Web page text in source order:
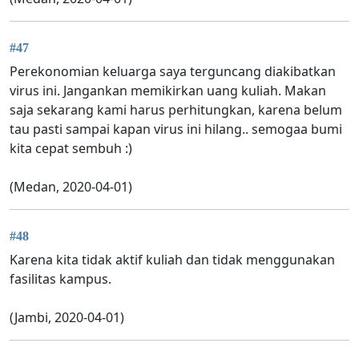
#47
Perekonomian keluarga saya terguncang diakibatkan
virus ini. Jangankan memikirkan uang kuliah. Makan
saja sekarang kami harus perhitungkan, karena belum
tau pasti sampai kapan virus ini hilang.. semogaa bumi
kita cepat sembuh :)
(Medan, 2020-04-01)
#48
Karena kita tidak aktif kuliah dan tidak menggunakan
fasilitas kampus.
(Jambi, 2020-04-01)